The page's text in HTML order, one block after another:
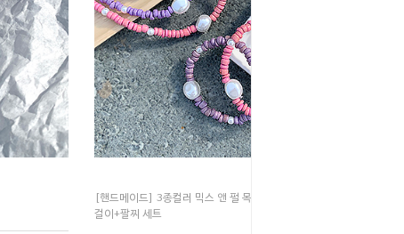
[핸드메이드] 3종컬러 믹스 앤 펄 목
걸이+팔찌 세트